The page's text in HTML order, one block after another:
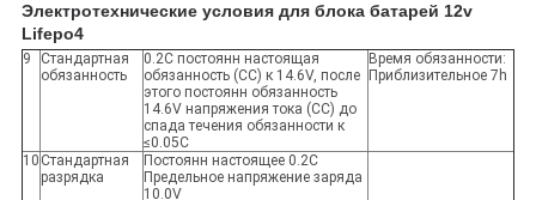
Электротехнические условия для блока батарей 12v
Lifepo4
9
Стандартная
обязанность
0.2C постоянн настоящая
обязанность (CC) к 14.6V, после
этого постоянн обязанность
14.6V напряжения тока (CC) до
спада течения обязанности к
≤0.05C
Время обязанности:
Приблизительное 7h
10 Стандартная
разрядка
Постоянн настоящее 0.2C
Предельное напряжение заряда
10.0V